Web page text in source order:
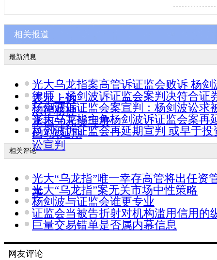
相关报道
最新消息
光大乌龙指案高管诉证监会败诉 杨剑
表示上诉
律师：杨剑波诉证监会案判决符合证
法律精神
杨剑波诉证监会案宣判：杨剑波讼求
承担50元受理费
光大乌龙指主角杨剑波诉证监会案再
已3次延期
杨剑波诉证监会再延期宣判 或早于投
讼宣判
相关评论
光大“乌龙指”唯一幸存高管将出任资
事
光大“乌龙指”案无关市场中性策略
杨剑波与证监会谁更专业
证监会当被告折射对机构滥用信用的
巨量交易错单是否属内幕信息
网友评论